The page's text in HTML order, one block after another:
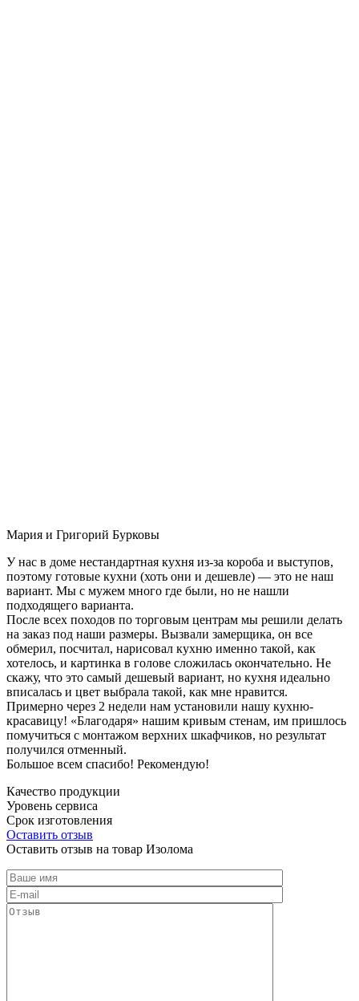
Мария и Григорий Бурковы
У нас в доме нестандартная кухня из-за короба и выступов,
поэтому готовые кухни (хоть они и дешевле) — это не наш
вариант. Мы с мужем много где были, но не нашли
подходящего варианта.
После всех походов по торговым центрам мы решили делать
на заказ под наши размеры. Вызвали замерщика, он все
обмерил, посчитал, нарисовал кухню именно такой, как
хотелось, и картинка в голове сложилась окончательно. Не
скажу, что это самый дешевый вариант, но кухня идеально
вписалась и цвет выбрала такой, как мне нравится.
Примерно через 2 недели нам установили нашу кухню-
красавицу! «Благодаря» нашим кривым стенам, им пришлось
помучиться с монтажом верхних шкафчиков, но результат
получился отменный.
Большое всем спасибо! Рекомендую!
Качество продукции
Уровень сервиса
Срок изготовления
Оставить отзыв
Оставить отзыв на товар Изолома